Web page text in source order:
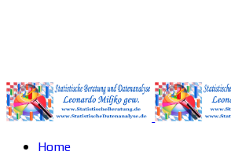
Home